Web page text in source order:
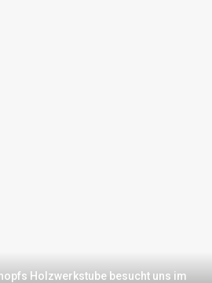
Holzwerkstube besucht uns im